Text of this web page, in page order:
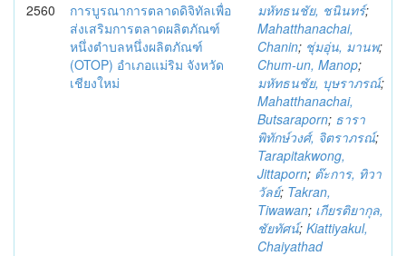
2560
การบูรณาการตลาดดิจิทัลเพื่อ
ส่งเสริมการตลาดผลิตภัณฑ์
หนึ่งตำบลหนึ่งผลิตภัณฑ์
(OTOP) อำเภอแม่ริม จังหวัด
เชียงใหม่
มหัทธนชัย, ชนินทร์;
Mahatthanachai,
Chanin; ชุ่มอุ่น, มานพ;
Chum-un, Manop;
มหัทธนชัย, บุษราภรณ์;
Mahatthanachai,
Butsaraporn; ธารา
พิทักษ์วงศ์, จิตราภรณ์;
Tarapitakwong,
Jittaporn; ต๊ะการ, ทิวา
วัลย์; Takran,
Tiwawan; เกียรติยากุล,
ชัยทัศน์; Kiattiyakul,
Chaiyathad